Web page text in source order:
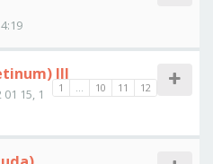
III
1 ... 10 11 12
01 15, 1